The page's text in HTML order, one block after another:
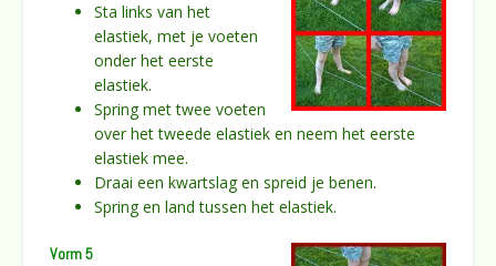
Sta links van het
elastiek, met je voeten
onder het eerste
elastiek.
Spring met twee voeten
over het tweede elastiek en neem het eerste
elastiek mee.
Draai een kwartslag en spreid je benen.
Spring en land tussen het elastiek.
Vorm 5